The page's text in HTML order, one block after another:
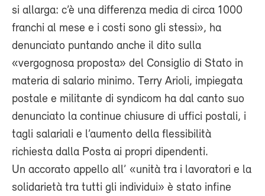
si allarga: c’è una differenza media di circa 1000
franchi al mese e i costi sono gli stessi», ha
denunciato puntando anche il dito sulla
«vergognosa proposta» del Consiglio di Stato in
materia di salario minimo. Terry Arioli, impiegata
postale e militante di syndicom ha dal canto suo
denunciato la continue chiusure di uffici postali, i
tagli salariali e l’aumento della flessibilità
richiesta dalla Posta ai propri dipendenti.
Un accorato appello all’ «unità tra i lavoratori e la
solidarietà tra tutti gli individui» è stato infine